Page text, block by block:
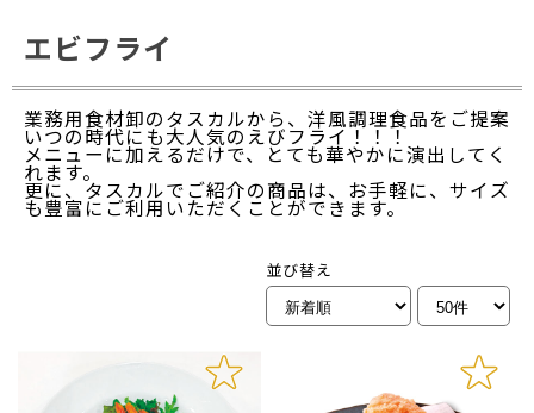
エビフライ
業務用食材卸のタスカルから、洋風調理食品をご提案
いつの時代にも大人気のえびフライ！！！
メニューに加えるだけで、とても華やかに演出してく
れます。
更に、タスカルでご紹介の商品は、お手軽に、サイズ
も豊富にご利用いただくことができます。
並び替え